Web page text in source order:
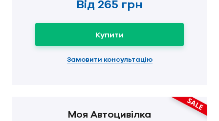
Від 265 грн
Купити
Замовити консультацію
SALE
Моя Автоцивілка